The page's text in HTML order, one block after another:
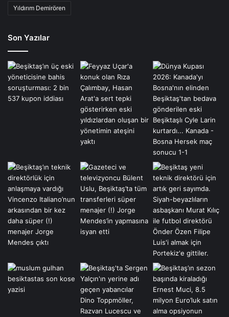
Yıldırım Demirören
Son Yazılar